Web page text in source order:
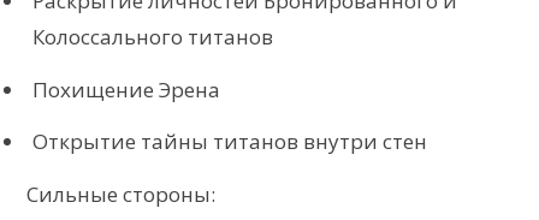
Колоссального титанов
Похищение Эрена
Открытие тайны титанов внутри стен
Сильные стороны: